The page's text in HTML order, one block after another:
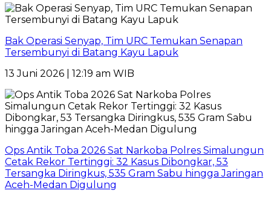
Bak Operasi Senyap, Tim URC Temukan Senapan
Tersembunyi di Batang Kayu Lapuk
13 Juni 2026 | 12:19 am WIB
Ops Antik Toba 2026 Sat Narkoba Polres Simalungun
Cetak Rekor Tertinggi: 32 Kasus Dibongkar, 53
Tersangka Diringkus, 535 Gram Sabu hingga Jaringan
Aceh-Medan Digulung